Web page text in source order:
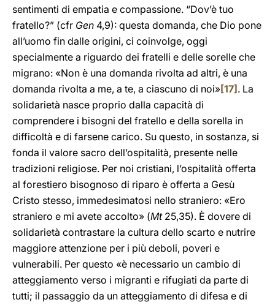
sentimenti di empatia e compassione. “Dov’è tuo
fratello?” (cfr Gen 4,9): questa domanda, che Dio pone
all’uomo fin dalle origini, ci coinvolge, oggi
specialmente a riguardo dei fratelli e delle sorelle che
migrano: «Non è una domanda rivolta ad altri, è una
domanda rivolta a me, a te, a ciascuno di noi»[17] . La
solidarietà nasce proprio dalla capacità di
comprendere i bisogni del fratello e della sorella in
difficoltà e di farsene carico. Su questo, in sostanza, si
fonda il valore sacro dell’ospitalità, presente nelle
tradizioni religiose. Per noi cristiani, l’ospitalità offerta
al forestiero bisognoso di riparo è offerta a Gesù
Cristo stesso, immedesimatosi nello straniero: «Ero
straniero e mi avete accolto» (Mt25,35). È dovere di
solidarietà contrastare la cultura dello scarto e nutrire
maggiore attenzione per i più deboli, poveri e
vulnerabili. Per questo «è necessario un cambio di
atteggiamento verso i migranti e rifugiati da parte di
tutti; il passaggio da un atteggiamento di difesa e di